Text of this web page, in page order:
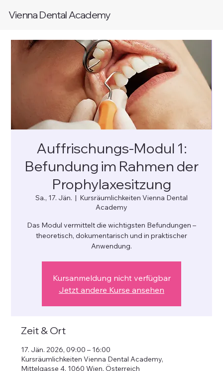
Vienna Dental Academy
Auffrischungs-Modul 1:
Befundung im Rahmen der
Prophylaxesitzung
Sa., 17. Jän.
  |
Kursräumlichkeiten Vienna Dental
Academy
Das Modul vermittelt die wichtigsten Befundungen –
theoretisch, dokumentarisch und in praktischer
Anwendung.
Kursanmeldung nicht verfügbar
Jetzt andere Kurse ansehen
Zeit & Ort
17. Jän. 2026, 09:00 – 16:00
Kursräumlichkeiten Vienna Dental Academy,
Mittelgasse 4, 1060 Wien, Österreich